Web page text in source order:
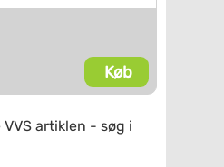
Køb
artiklen - søg i